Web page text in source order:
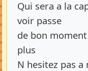
Qui sera a la
voir passe
de bon
plus
N hesitez pas a